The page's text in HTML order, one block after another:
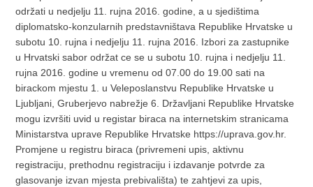
održati u nedjelju 11. rujna 2016. godine, a u sjedištima
diplomatsko-konzularnih predstavništava Republike Hrvatske u
subotu 10. rujna i nedjelju 11. rujna 2016. Izbori za zastupnike
u Hrvatski sabor održat ce se u subotu 10. rujna i nedjelju 11.
rujna 2016. godine u vremenu od 07.00 do 19.00 sati na
birackom mjestu 1. u Veleposlanstvu Republike Hrvatske u
Ljubljani, Gruberjevo nabrežje 6. Državljani Republike Hrvatske
mogu izvršiti uvid u registar biraca na internetskim stranicama
Ministarstva uprave Republike Hrvatske https://uprava.gov.hr.
Promjene u registru biraca (privremeni upis, aktivnu
registraciju, prethodnu registraciju i izdavanje potvrde za
glasovanje izvan mjesta prebivališta) te zahtjevi za upis,